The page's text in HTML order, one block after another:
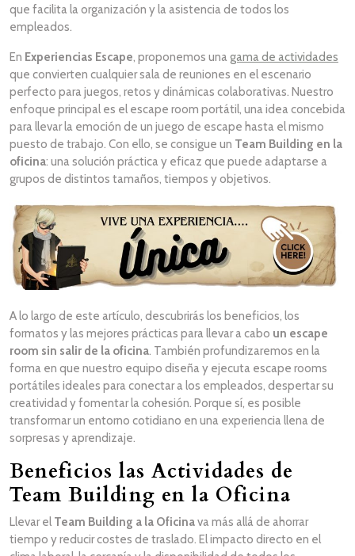
que facilita la organización y la asistencia de todos los
empleados.
En Experiencias Escape, proponemos una gama de actividades
que convierten cualquier sala de reuniones en el escenario
perfecto para juegos, retos y dinámicas colaborativas. Nuestro
enfoque principal es el escape room portátil, una idea concebida
para llevar la emoción de un juego de escape hasta el mismo
puesto de trabajo. Con ello, se consigue un Team Building en la
oficina: una solución práctica y eficaz que puede adaptarse a
grupos de distintos tamaños, tiempos y objetivos.
A lo largo de este artículo, descubrirás los beneficios, los
formatos y las mejores prácticas para llevar a cabo un escape
room sin salir de la oficina. También profundizaremos en la
forma en que nuestro equipo diseña y ejecuta escape rooms
portátiles ideales para conectar a los empleados, despertar su
creatividad y fomentar la cohesión. Porque sí, es posible
transformar un entorno cotidiano en una experiencia llena de
sorpresas y aprendizaje.
Beneficios las Actividades de
Team Building en la Oficina
Llevar el Team Building a la Oficinava más allá de ahorrar
tiempo y reducir costes de traslado. El impacto directo en el